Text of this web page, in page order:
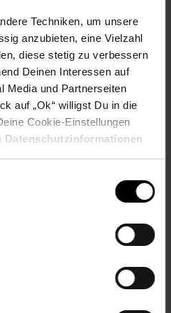
Techniken, um unsere
anzubieten, eine Vielzahl
diese stetig zu verbessern
Deinen Interessen auf
Media und Partnerseiten
auf „Ok“ willigst Du in die
Cookie-Einstellungen
Datenschutzinformationen
Shop Weinwelt
Karriere